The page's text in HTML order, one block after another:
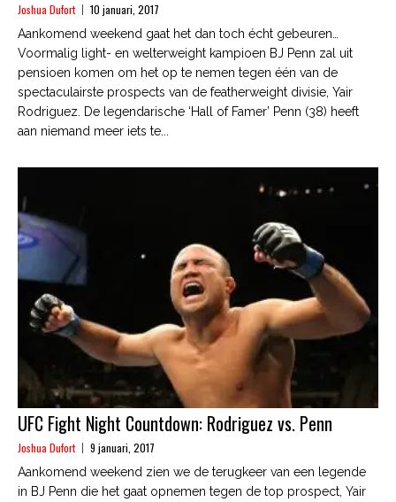
Joshua Dufort 10 januari, 2017
Aankomend weekend gaat het dan toch écht gebeuren…
Voormalig light- en welterweight kampioen BJ Penn zal uit
pensioen komen om het op te nemen tegen één van de
spectaculairste prospects van de featherweight divisie, Yair
Rodriguez. De legendarische ‘Hall of Famer’ Penn (38) heeft
aan niemand meer iets te...
UFC Fight Night Countdown: Rodriguez vs. Penn
Joshua Dufort 9 januari, 2017
Aankomend weekend zien we de terugkeer van een legende
in BJ Penn die het gaat opnemen tegen de top prospect, Yair